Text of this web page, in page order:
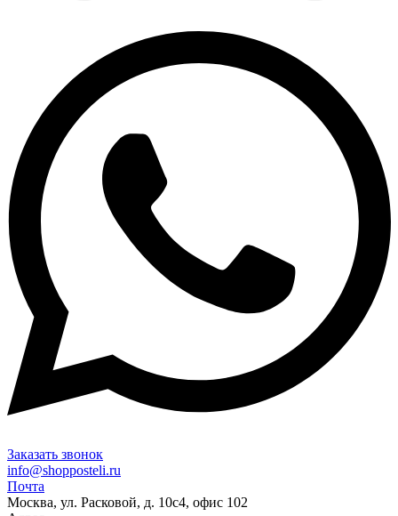
Заказать звонок
info@shopposteli.ru
Почта
Москва, ул. Расковой, д. 10с4, офис 102